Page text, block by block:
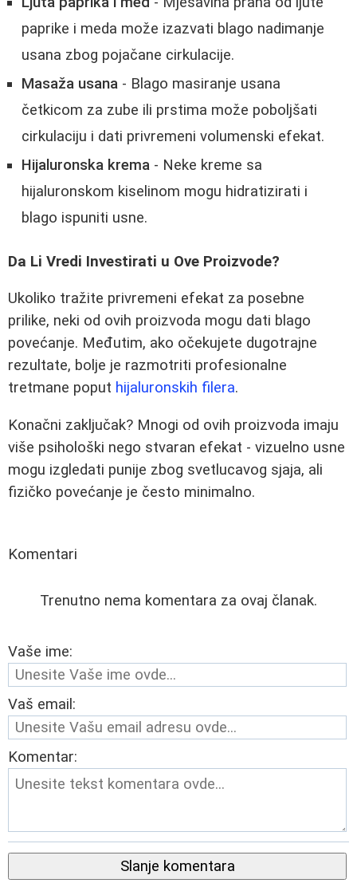
paprike i meda može izazvati blago nadimanje
usana zbog pojačane cirkulacije.
Masaža usana - Blago masiranje usana
četkicom za zube ili prstima može poboljšati
cirkulaciju i dati privremeni volumenski efekat.
Hijaluronska krema - Neke kreme sa
hijaluronskom kiselinom mogu hidratizirati i
blago ispuniti usne.
Da Li Vredi Investirati u Ove Proizvode?
Ukoliko tražite privremeni efekat za posebne
prilike, neki od ovih proizvoda mogu dati blago
povećanje. Međutim, ako očekujete dugotrajne
rezultate, bolje je razmotriti profesionalne
tretmane poput hijaluronskih filera.
Konačni zaključak? Mnogi od ovih proizvoda imaju
više psihološki nego stvaran efekat - vizuelno usne
mogu izgledati punije zbog svetlucavog sjaja, ali
fizičko povećanje je često minimalno.
Komentari
Trenutno nema komentara za ovaj članak.
Vaše ime:
Vaš email:
Komentar:
Slanje komentara